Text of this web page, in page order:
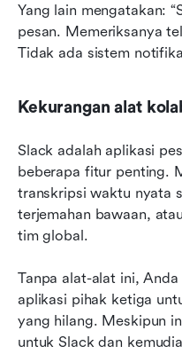
Yang lain mengatakan:
pesan. Memeriksanya
Tidak ada sistem
Kekurangan alat
Slack adalah aplikasi
beberapa fitur penting.
transkripsi waktu nyata
terjemahan bawaan,
tim global.
Tanpa alat-alat ini,
aplikasi pihak ketiga
yang hilang. Meskipun
untuk Slack dan